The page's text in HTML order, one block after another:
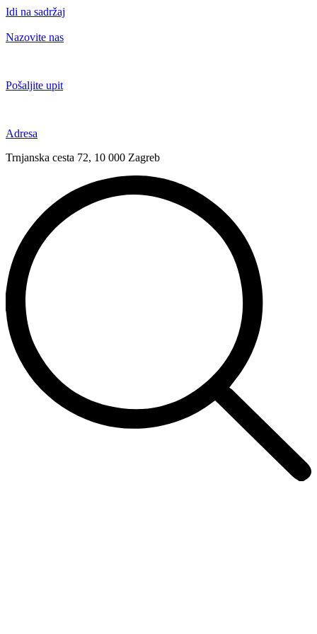
Idi na sadržaj
Nazovite nas
Pošaljite upit
Adresa
Trnjanska cesta 72, 10 000 Zagreb